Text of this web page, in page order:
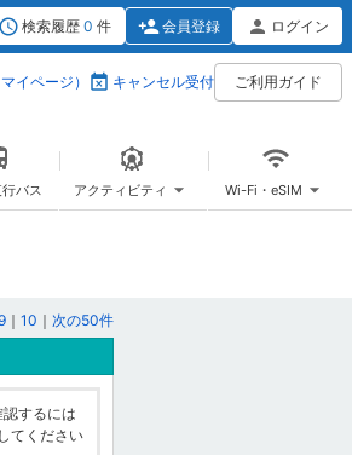
イページ） キャンセル受付 ご利用ガイド
バス アクティビティ Wi-Fi・eSIM
検索履歴 0 件 会員登録 ログイン
｜ 10 ｜ 次の50件
するには
てください